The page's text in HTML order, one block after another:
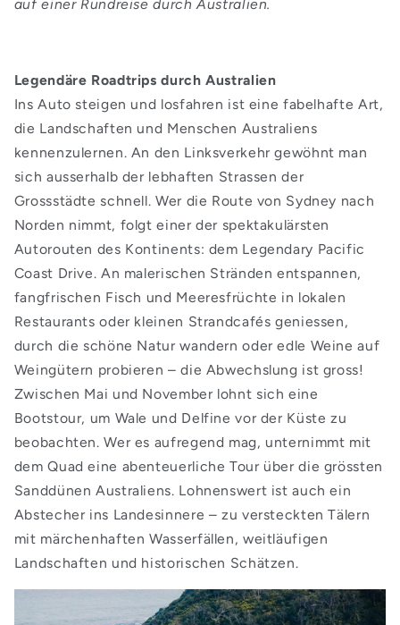
auf einer Rundreise durch Australien.
Legendäre Roadtrips durch Australien
Ins Auto steigen und losfahren ist eine fabelhafte Art,
die Landschaften und Menschen Australiens
kennenzulernen. An den Linksverkehr gewöhnt man
sich ausserhalb der lebhaften Strassen der
Grossstädte schnell. Wer die Route von Sydney nach
Norden nimmt, folgt einer der spektakulärsten
Autorouten des Kontinents: dem Legendary Pacific
Coast Drive. An malerischen Stränden entspannen,
fangfrischen Fisch und Meeresfrüchte in lokalen
Restaurants oder kleinen Strandcafés geniessen,
durch die schöne Natur wandern oder edle Weine auf
Weingütern probieren – die Abwechslung ist gross!
Zwischen Mai und November lohnt sich eine
Bootstour, um Wale und Delfine vor der Küste zu
beobachten. Wer es aufregend mag, unternimmt mit
dem Quad eine abenteuerliche Tour über die grössten
Sanddünen Australiens. Lohnenswert ist auch ein
Abstecher ins Landesinnere – zu versteckten Tälern
mit märchenhaften Wasserfällen, weitläufigen
Landschaften und historischen Schätzen.